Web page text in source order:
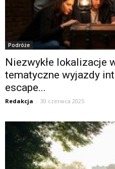
Podróże
Niezwykłe lokalizacje
tematyczne wyjazdy
escape...
Redakcja - 30 czerwca 2025